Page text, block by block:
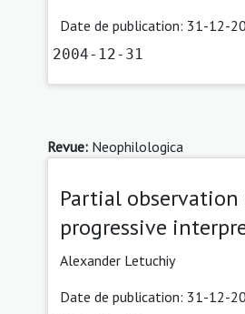
Date de publication: 31-12-
2004-12-31
Revue: Neophilologica
Partial observation
progressive
Alexander Letuchiy
Date de publication: 31-12-